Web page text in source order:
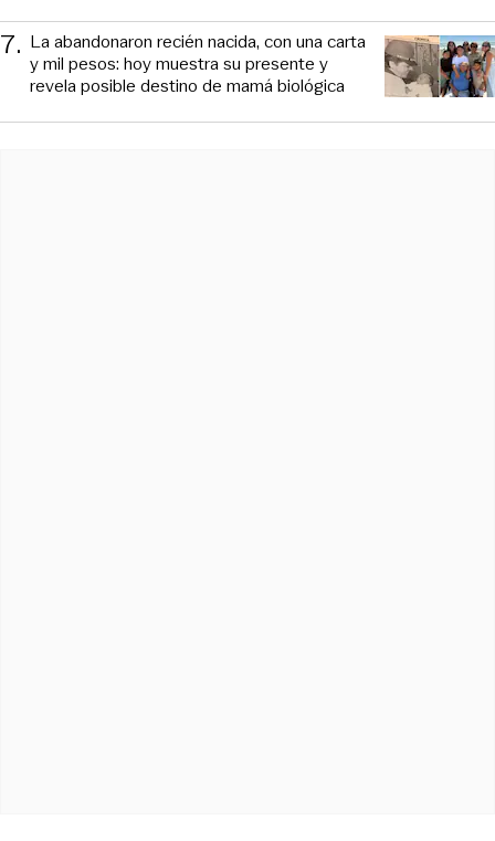
7. La abandonaron recién nacida, con una carta
y mil pesos: hoy muestra su presente y
revela posible destino de mamá biológica